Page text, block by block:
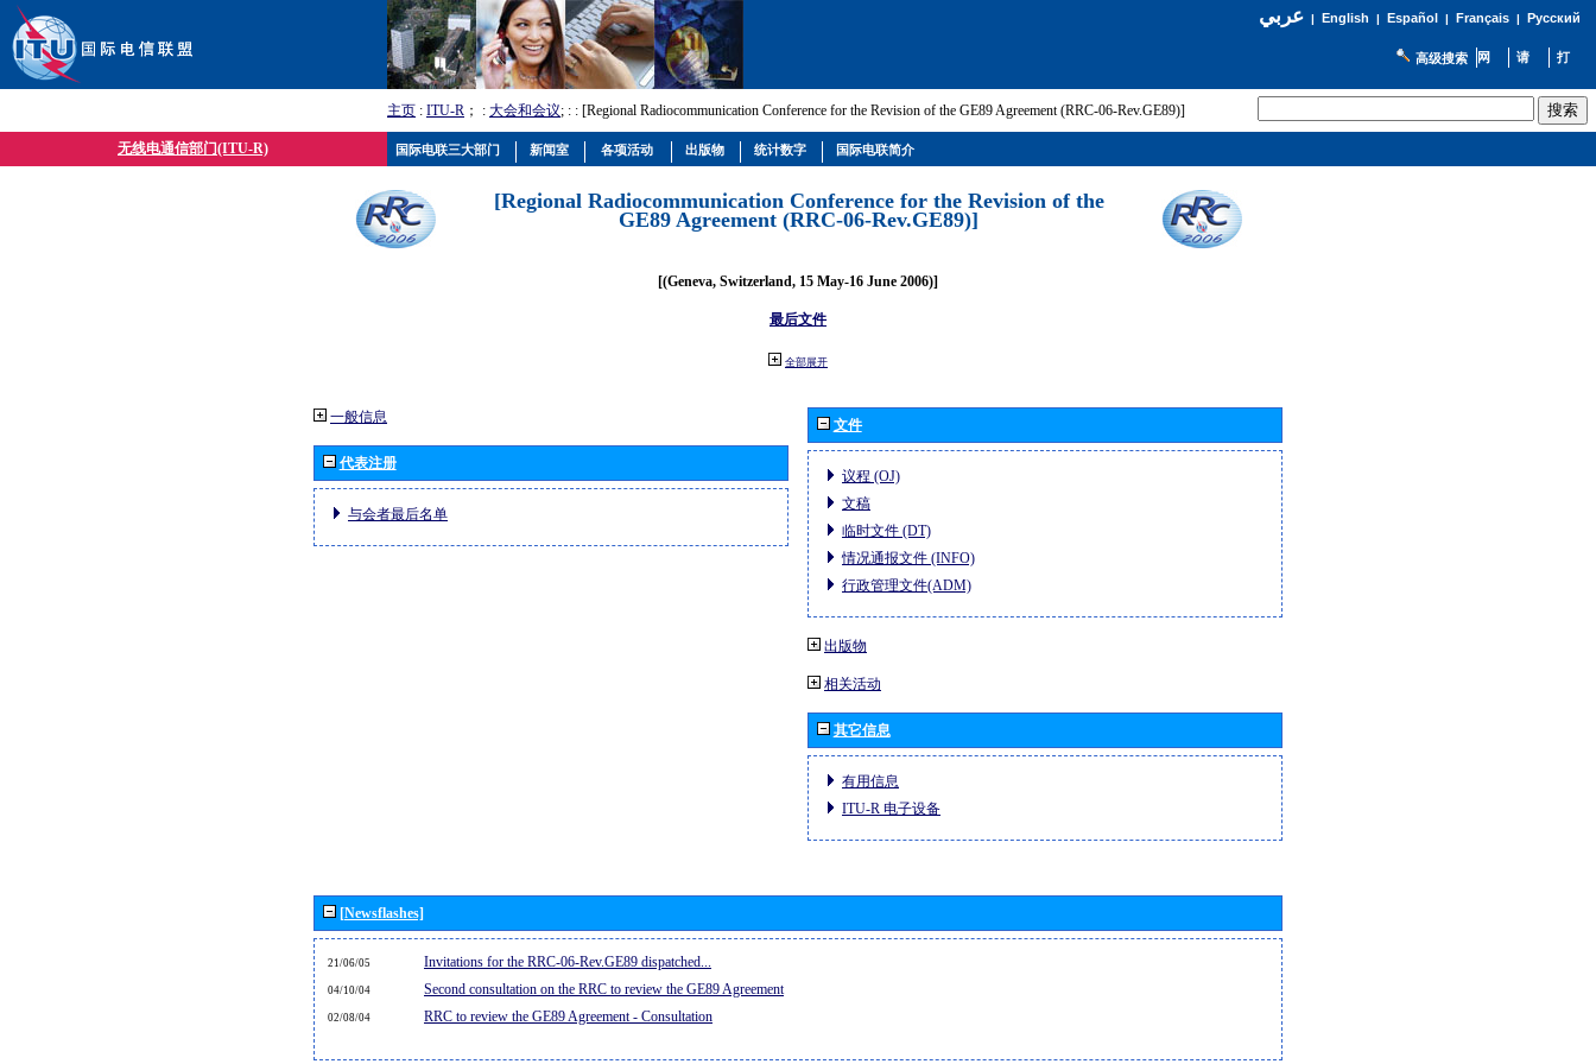
عربي| English | Español | Français| Русский
高级搜索
主页 : ITU-R ； : 大会和会议; : : [Regional Radiocommunication Conference for the Revision of the GE89 Agreement (RRC-06-Rev.GE89)]
无线电通信部门(ITU-R)
[Regional Radiocommunication Conference for the Revision of the
GE89 Agreement (RRC-06-Rev.GE89)]
[(Geneva, Switzerland, 15 May-16 June 2006)]
最后文件
全部展开
一般信息
代表注册
与会者最后名单
文件
议程 (OJ)
文稿
临时文件 (DT)
情况通报文件 (INFO)
行政管理文件(ADM)
出版物
相关活动
其它信息
有用信息
ITU-R 电子设备
[Newsflashes]
21/06/05 Invitations for the RRC-06-Rev.GE89 dispatched...
04/10/04 Second consultation on the RRC to review the GE89 Agreement
02/08/04 RRC to review the GE89 Agreement - Consultation
国际电联三大部门 新闻室 各项活动 出版物 统计数字 国际电联简介